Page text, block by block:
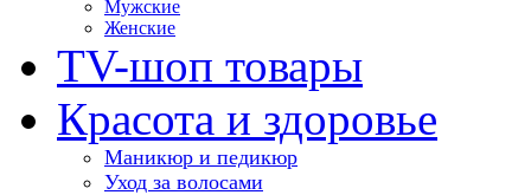
Мужские
Женские
TV-шоп товары
Красота и здоровье
Маникюр и педикюр
Уход за волосами